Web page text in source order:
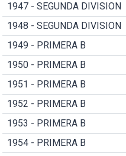
1947 - SEGUNDA DIVISION
1948 - SEGUNDA DIVISION
1949 - PRIMERA B
1950 - PRIMERA B
1951 - PRIMERA B
1952 - PRIMERA B
1953 - PRIMERA B
1954 - PRIMERA B